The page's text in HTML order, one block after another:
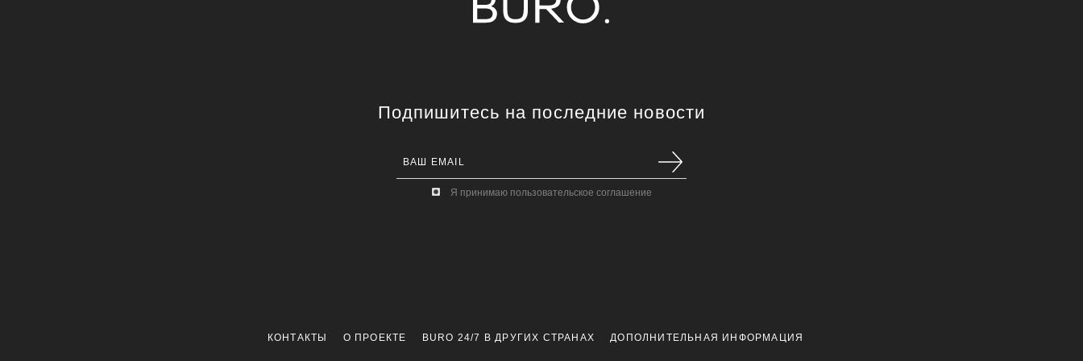
Подпишитесь на последние новости
Я принимаю пользовательское соглашение
КОНТАКТЫ О ПРОЕКТЕ BURO 24/7 В ДРУГИХ СТРАНАХ ДОПОЛНИТЕЛЬНАЯ ИНФОРМАЦИЯ